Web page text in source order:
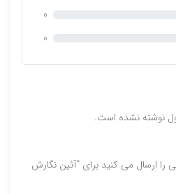
0
0
نوشته نشده است.
را ارسال می کنید برای “آئين نگارش